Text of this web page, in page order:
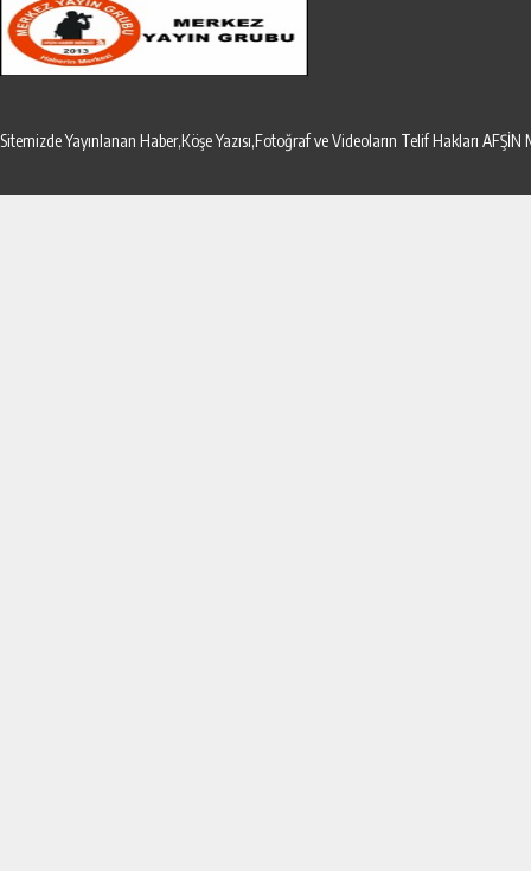
Sitemizde Yayınlanan Haber,Köşe Yazısı,Fotoğraf ve Videoların Telif Hakları